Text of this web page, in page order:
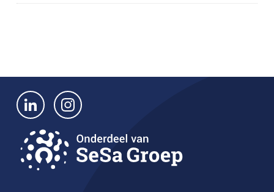
Kennisbank
Bekijk ons op LinkedIn Bekijk ons op Instagram